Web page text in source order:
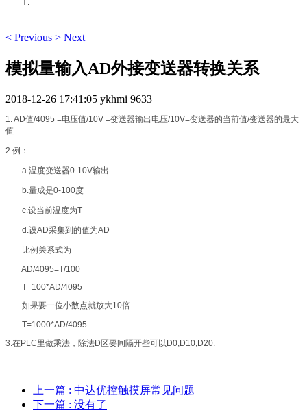
< Previous > Next
模拟量输入AD外接变送器转换关系
2018-12-26 17:41:05 ykhmi 9633
1. AD值/4095 =电压值/10V =变送器输出电压/10V=变送器的当前值/变送器的最大
值
2.例：
a.温度变送器0-10V输出
b.量成是0-100度
c.设当前温度为T
d.设AD采集到的值为AD
比例关系式为
AD/4095=T/100
T=100*AD/4095
如果要一位小数点就放大10倍
T=1000*AD/4095
3.在PLC里做乘法，除法D区要间隔开些可以D0,D10,D20.
上一篇 : 中达优控触摸屏常见问题
下一篇 : 没有了